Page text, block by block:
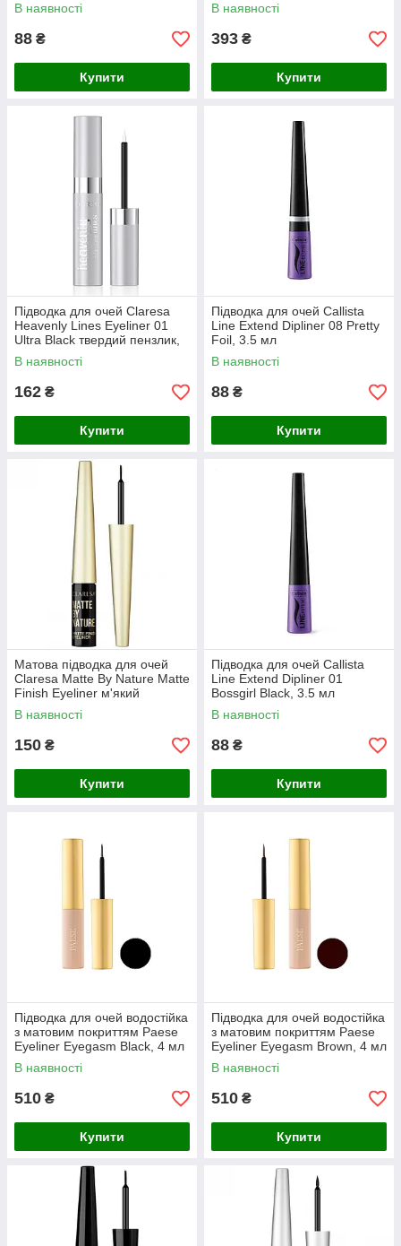
В наявності
88 ₴
Купити
В наявності
393 ₴
Купити
Підводка для очей Claresa
Heavenly Lines Eyeliner 01
Ultra Black твердий пензлик,
4 г
В наявності
162 ₴
Купити
Підводка для очей Callista
Line Extend Dipliner 08 Pretty
Foil, 3.5 мл
В наявності
88 ₴
Купити
Матова підводка для очей
Claresa Matte By Nature Matte
Finish Eyeliner м'який
пензлик, 4 г
В наявності
150 ₴
Купити
Підводка для очей Callista
Line Extend Dipliner 01
Bossgirl Black, 3.5 мл
В наявності
88 ₴
Купити
Підводка для очей водостійка
з матовим покриттям Paese
Eyeliner Eyegasm Black, 4 мл
В наявності
510 ₴
Купити
Підводка для очей водостійка
з матовим покриттям Paese
Eyeliner Eyegasm Brown, 4 мл
В наявності
510 ₴
Купити